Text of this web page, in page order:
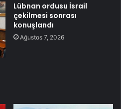
Lübnan ordusu İsrail
çekilmesi sonrası
konuşlandı
Ağustos 7, 2026